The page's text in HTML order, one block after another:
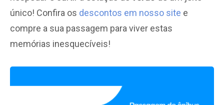
único! Confira os descontos em nosso site e
compre a sua passagem para viver estas
memórias inesquecíveis!